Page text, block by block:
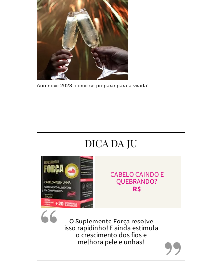
Ano novo 2023: como se preparar para a virada!
DICA DA JU
CABELO CAINDO E
QUEBRANDO?
R$
O Suplemento Força resolve
isso rapidinho! E ainda estimula
o crescimento dos fios e
melhora pele e unhas!